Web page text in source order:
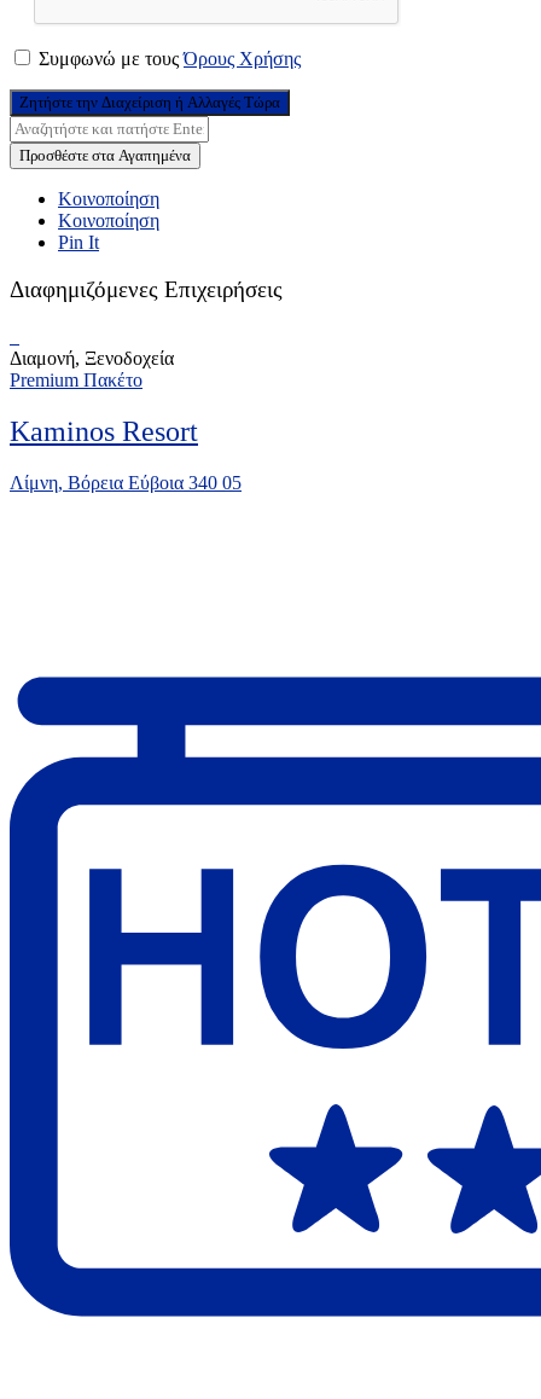
Συμφωνώ με τουςΌρους Χρήσης
Ζητήστε την Διαχείριση ή Αλλαγές Τώρα
Προσθέστε στα Αγαπημένα
Κοινοποίηση
Κοινοποίηση
Pin It
Διαφημιζόμενες Επιχειρήσεις
Διαμονή, Ξενοδοχεία
Premium Πακέτο
Kaminos Resort
Λίμνη, Βόρεια Εύβοια 340 05